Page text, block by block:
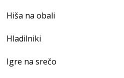
Hiša na obali
Hladilniki
Igre na srečo